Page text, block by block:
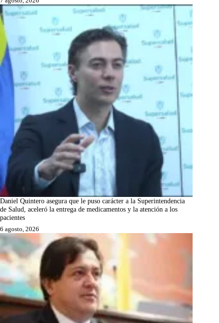
Daniel Quintero asegura que le puso carácter a la Superintendencia
de Salud, aceleró la entrega de medicamentos y la atención a los
pacientes
6 agosto, 2026